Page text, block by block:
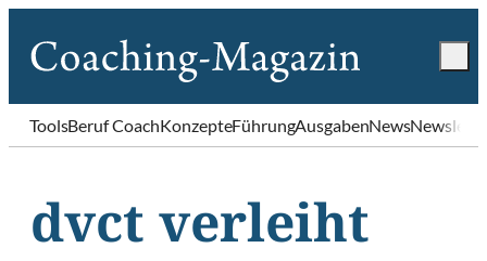
ToolsBeruf CoachKonzepteFührungAusgabenNews
dvct verleiht